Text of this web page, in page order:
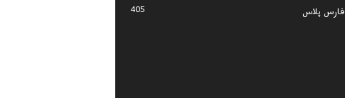
فارس پلاس
405